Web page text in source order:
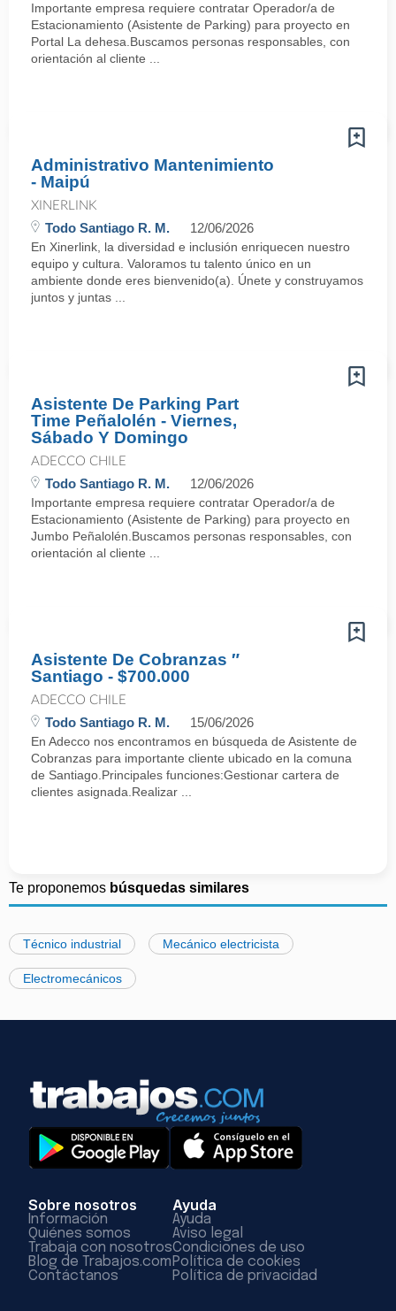
Importante empresa requiere contratar Operador/a de
Estacionamiento (Asistente de Parking) para proyecto en
Portal La dehesa.Buscamos personas responsables, con
orientación al cliente ...
Administrativo Mantenimiento
- Maipú
XINERLINK
Todo Santiago R. M. 12/06/2026
En Xinerlink, la diversidad e inclusión enriquecen nuestro
equipo y cultura. Valoramos tu talento único en un
ambiente donde eres bienvenido(a). Únete y construyamos
juntos y juntas ...
Asistente De Parking Part
Time Peñalolén - Viernes,
Sábado Y Domingo
ADECCO CHILE
Todo Santiago R. M. 12/06/2026
Importante empresa requiere contratar Operador/a de
Estacionamiento (Asistente de Parking) para proyecto en
Jumbo Peñalolén.Buscamos personas responsables, con
orientación al cliente ...
Asistente De Cobranzas ″
Santiago - $700.000
ADECCO CHILE
Todo Santiago R. M. 15/06/2026
En Adecco nos encontramos en búsqueda de Asistente de
Cobranzas para importante cliente ubicado en la comuna
de Santiago.Principales funciones:Gestionar cartera de
clientes asignada.Realizar ...
Te proponemos búsquedas similares
Técnico industrial Mecánico electricista
Electromecánicos
Sobre nosotros
Información
Quiénes somos
Trabaja con nosotros
Blog de Trabajos.com
Contáctanos
Ayuda
Ayuda
Aviso legal
Condiciones de uso
Política de cookies
Política de privacidad